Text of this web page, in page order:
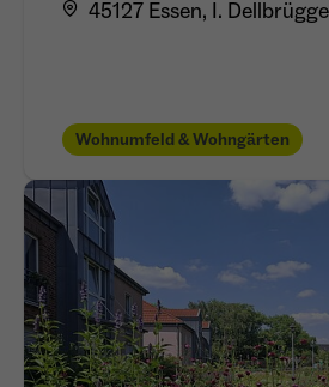
45127 Essen, I.
Wohnumfeld & Wohngärten